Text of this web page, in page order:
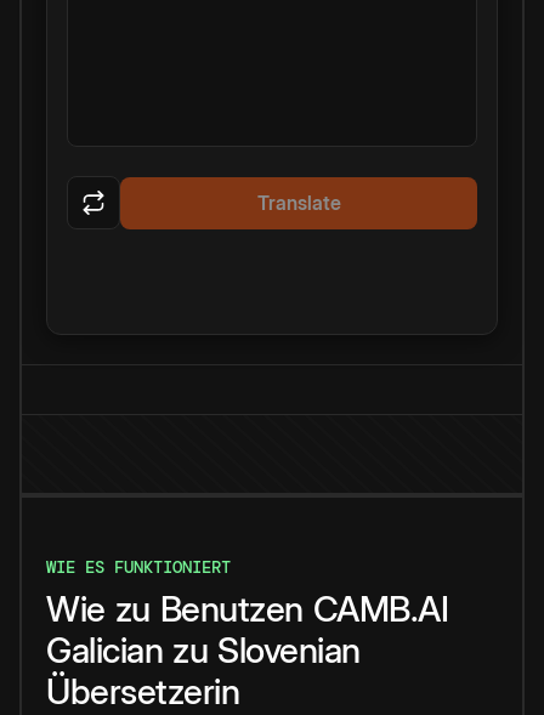
Translate
WIE ES FUNKTIONIERT
Wie zu Benutzen CAMB.AI
Galician zu Slovenian
Übersetzerin